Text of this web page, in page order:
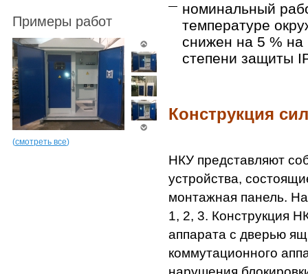
Примеры работ
(смотреть все)
номинальный
температуре
снижен на 5 %
степени защиты
Конструкция
НКУ представляют
устройства,
монтажная панель.
1, 2, 3. Конструкция
аппарата с дверью
коммутационного